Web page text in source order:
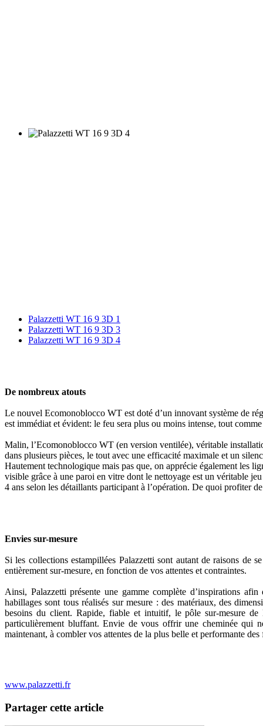
Palazzetti WT 16 9 3D 1
Palazzetti WT 16 9 3D 3
Palazzetti WT 16 9 3D 4
De nombreux atouts
Le nouvel Ecomonoblocco WT est doté d’un innovant système de
est immédiat et évident: le feu sera plus ou moins intense, tout
Malin, l’Ecomonoblocco WT (en version ventilée), véritable
dans plusieurs pièces, le tout avec une efficacité maximale et un
Hautement technologique mais pas que, on apprécie également les
visible grâce à une paroi en vitre dont le nettoyage est un véritable
4 ans selon les détaillants participant à l’opération. De quoi profiter
Envies sur-mesure
Si les collections estampillées Palazzetti sont autant de raisons de
entièrement sur-mesure, en fonction de vos attentes et contraintes.
Ainsi, Palazzetti présente une gamme complète d’inspirations
habillages sont tous réalisés sur mesure : des matériaux, des
besoins du client. Rapide, fiable et intuitif, le pôle sur-mesure
particulièrement bluffant. Envie de vous offrir une cheminée qui
maintenant, à combler vos attentes de la plus belle et performante
www.palazzetti.fr
Partager cette article